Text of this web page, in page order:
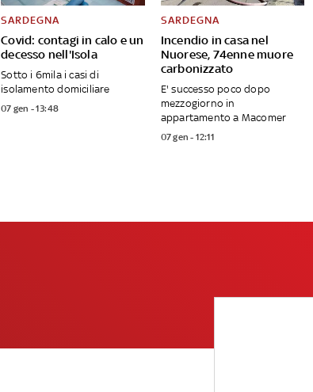
Covid: contagi in calo e un
decesso nell'Isola
SARDEGNA
Sotto i 6mila i casi di
isolamento domiciliare
07 gen - 13:48
Incendio in casa nel
Nuorese, 74enne muore
carbonizzato
SARDEGNA
E' successo poco dopo
mezzogiorno in
appartamento a Macomer
07 gen - 12:11